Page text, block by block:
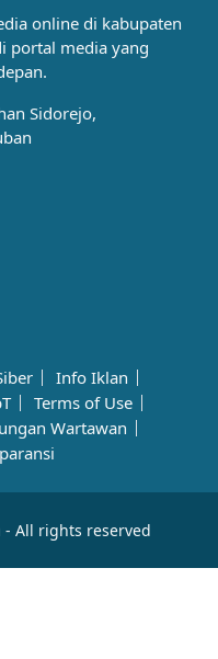
online di kabupaten
portal media yang
Sidorejo,
Info Iklan
Terms of Use
Wartawan
All rights reserved